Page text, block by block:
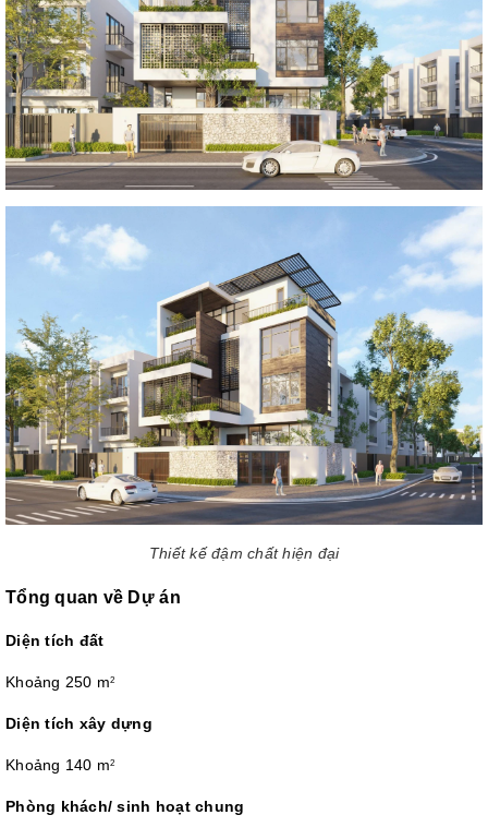
Thiết kế đậm chất hiện đại
Tổng quan về Dự án
Diện tích đất
Khoảng 250 m2
Diện tích xây dựng
Khoảng 140 m2
Phòng khách/ sinh hoạt chung